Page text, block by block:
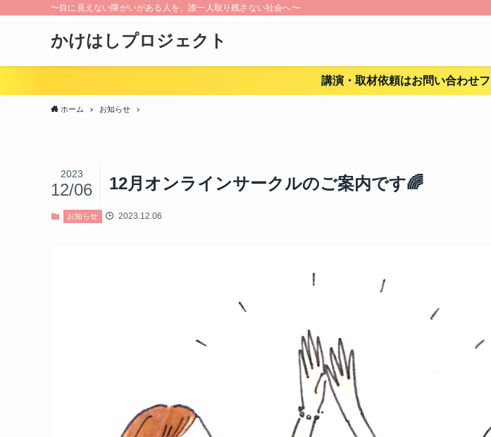
〜目に見えない障がいがある人を、誰一人取り残さない社会へ〜
かけはしプロジェクト
講演・取材依頼はお問い合わせ
ホーム お知らせ
12月オンラインサークルのご案内です🌈
2023
12/06
お知らせ 2023.12.06